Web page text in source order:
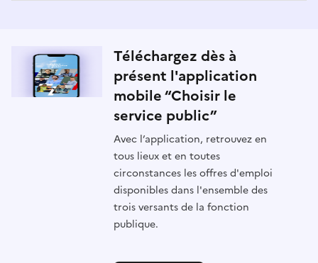
Téléchargez dès à
présent l'application
mobile “Choisir le
service public”
Avec l’application, retrouvez en
tous lieux et en toutes
circonstances les offres d'emploi
disponibles dans l'ensemble des
trois versants de la fonction
publique.